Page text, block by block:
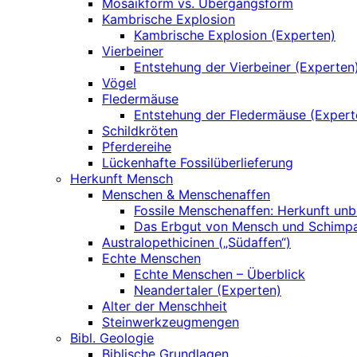
Mosaikform vs. Übergangsform
Kambrische Explosion
Kambrische Explosion (Experten)
Vierbeiner
Entstehung der Vierbeiner (Experten)
Vögel
Fledermäuse
Entstehung der Fledermäuse
Schildkröten
Pferdereihe
Lückenhafte Fossilüberlieferung
Herkunft Mensch
Menschen & Menschenaffen
Fossile Menschenaffen: Herkunft
Das Erbgut von Mensch und
Australopethicinen („Südaffen“)
Echte Menschen
Echte Menschen – Überblick
Neandertaler (Experten)
Alter der Menschheit
Steinwerkzeugmengen
Bibl. Geologie
Biblische Grundlagen